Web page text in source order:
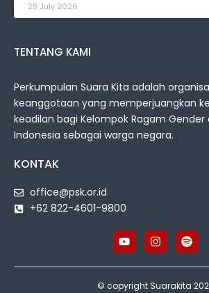
29 July 2026
TENTANG KAMI
Perkumpulan Suara Kita adalah
keanggotaan yang memperjuangkan
keadilan bagi Kelompok Ragam Gender
Indonesia sebagai warga negara.
KONTAK
office@psk.or.id
+62 822-4601-9800
© copyright Suarakita